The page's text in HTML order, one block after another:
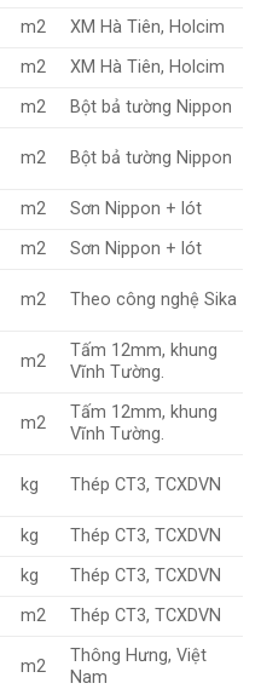
m2
XM Hà Tiên, Holcim
m2
XM Hà Tiên, Holcim
m2
Bột bả tường Nippon
m2 Bột bả tường Nippon
m2
Sơn Nippon + lót
m2
Sơn Nippon + lót
m2 Theo công nghệ Sika
m2
Tấm 12mm, khung
Vĩnh Tường.
m2
Tấm 12mm, khung
Vĩnh Tường.
kg Thép CT3, TCXDVN
kg
Thép CT3, TCXDVN
kg
Thép CT3, TCXDVN
m2
Thép CT3, TCXDVN
m2
Thông Hưng, Việt
Nam